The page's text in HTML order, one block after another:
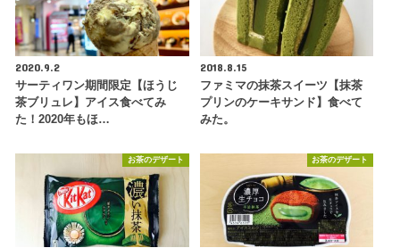
2020.9.2
サーティワン期間限定【ほうじ
茶ブリュレ】アイス食べてみ
た！2020年もほ…
2018.8.15
ファミマの抹茶スイーツ【抹茶
プリンのケーキサンド】食べて
みた。
お茶のデザート お茶のデザート